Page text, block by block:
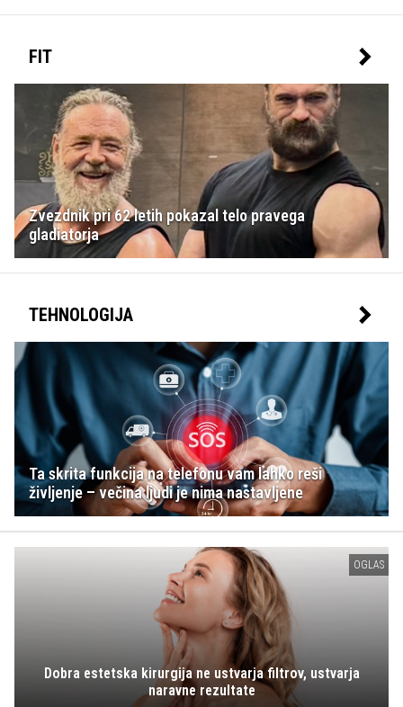
FIT
Zvezdnik pri 62 letih pokazal telo pravega
gladiatorja
TEHNOLOGIJA
Ta skrita funkcija na telefonu vam lahko reši
življenje – večina ljudi je nima nastavljene
OGLAS
Dobra estetska kirurgija ne ustvarja filtrov, ustvarja
naravne rezultate